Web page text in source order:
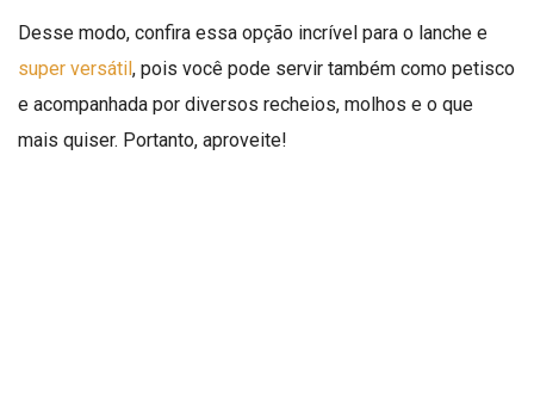
Desse modo, confira essa opção incrível para o lanche e
super versátil, pois você pode servir também como petisco
e acompanhada por diversos recheios, molhos e o que
mais quiser. Portanto, aproveite!